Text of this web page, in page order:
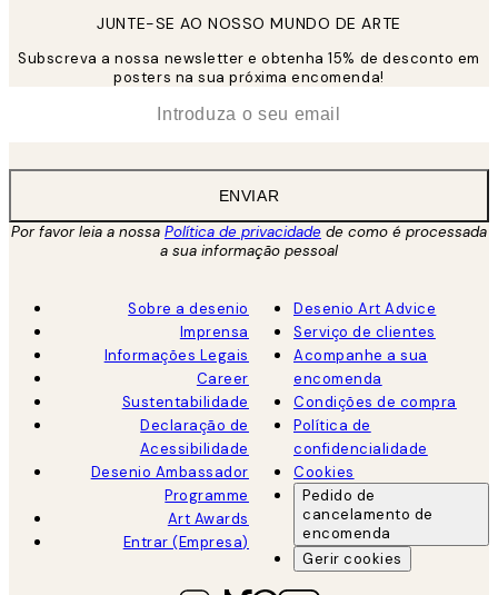
JUNTE-SE AO NOSSO MUNDO DE ARTE
Subscreva a nossa newsletter e obtenha 15% de desconto em
posters na sua próxima encomenda!
ENVIAR
Por favor leia a nossa Política de privacidade de como é processada
a sua informação pessoal
Sobre a desenio
Imprensa
Informações Legais
Career
Sustentabilidade
Declaração de
Acessibilidade
Desenio Ambassador
Programme
Art Awards
Entrar (Empresa)
Desenio Art Advice
Serviço de clientes
Acompanhe a sua
encomenda
Condições de compra
Política de
confidencialidade
Cookies
Pedido de
cancelamento de
encomenda
Gerir cookies